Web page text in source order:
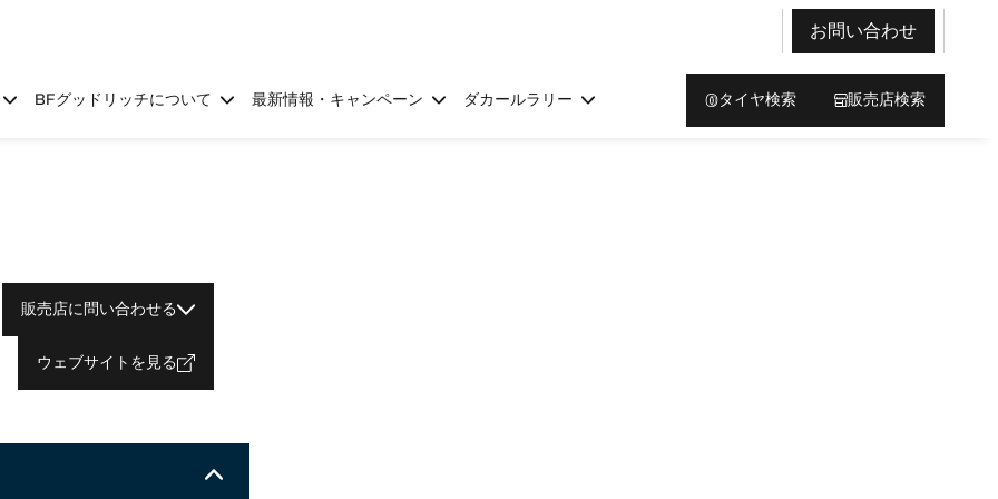
お問い合わせ
BFグッドリッチについて 最新情報・キャンペーン ダカールラリー タイヤ検索 販売店検索
販売店に問い合わせる
ウェブサイトを見る